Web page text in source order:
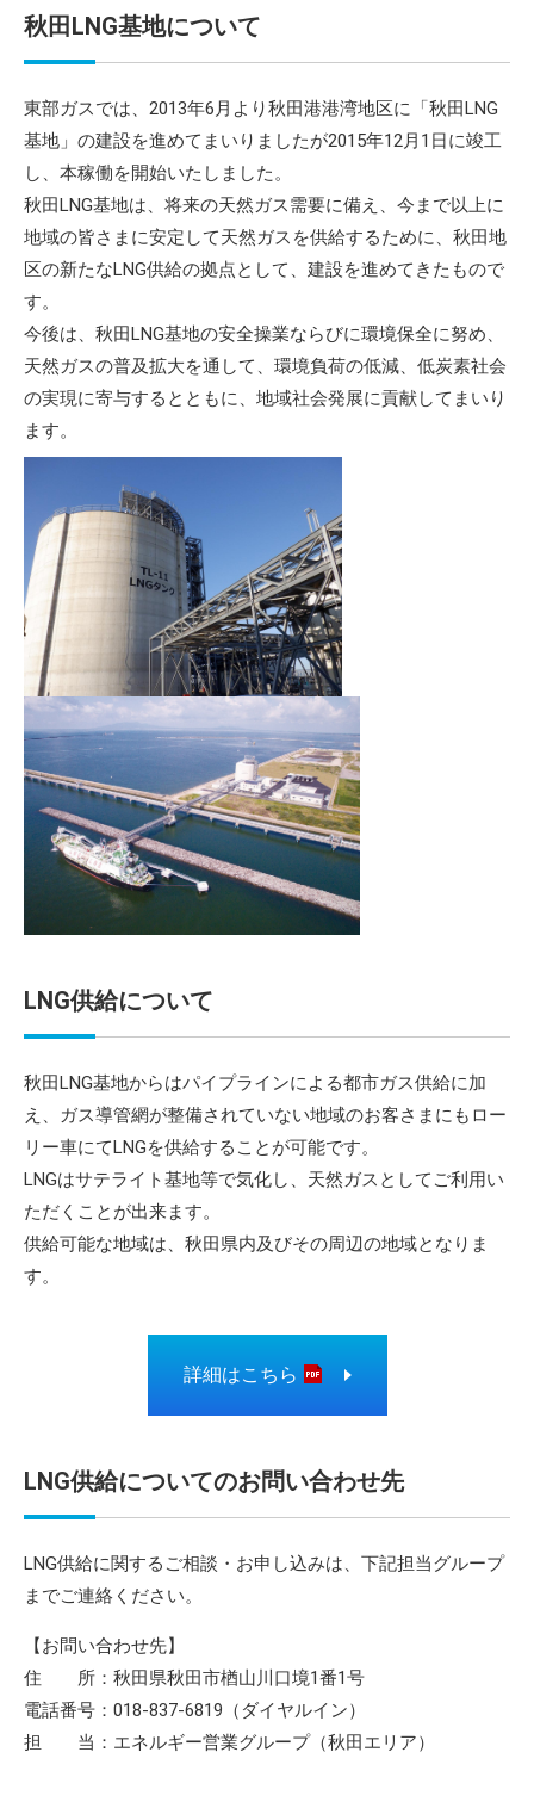
秋田LNG基地について
東部ガスでは、2013年6月より秋田港港湾地区に「秋田LNG
基地」の建設を進めてまいりましたが2015年12月1日に竣工
し、本稼働を開始いたしました。
秋田LNG基地は、将来の天然ガス需要に備え、今まで以上に
地域の皆さまに安定して天然ガスを供給するために、秋田地
区の新たなLNG供給の拠点として、建設を進めてきたもので
す。
今後は、秋田LNG基地の安全操業ならびに環境保全に努め、
天然ガスの普及拡大を通して、環境負荷の低減、低炭素社会
の実現に寄与するとともに、地域社会発展に貢献してまいり
ます。
LNG供給について
秋田LNG基地からはパイプラインによる都市ガス供給に加
え、ガス導管網が整備されていない地域のお客さまにもロー
リー車にてLNGを供給することが可能です。
LNGはサテライト基地等で気化し、天然ガスとしてご利用い
ただくことが出来ます。
供給可能な地域は、秋田県内及びその周辺の地域となりま
す。
詳細はこちら
LNG供給についてのお問い合わせ先
LNG供給に関するご相談・お申し込みは、下記担当グループ
までご連絡ください。
【お問い合わせ先】
住 所：秋田県秋田市楢山川口境1番1号
電話番号：018-837-6819（ダイヤルイン）
担 当：エネルギー営業グループ（秋田エリア）